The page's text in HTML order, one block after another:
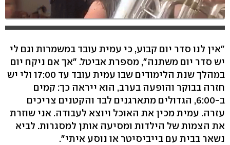
"אין לנו סדר יום קבוע, כי עמית עובד במשמרות וגם לי
יש סדר יום משתנה", מספרת אביטל. "אך אם ניקח יום
במהלך שנת הלימודים שבו עמית עובד עד 17:00 ולי יש
חזרה בבוקר והופעה בערב, הוא ייראה כך: קמים
ב-6:00, הגדולים מתארגנים לבד והקטנים צריכים
עזרה. עמית מכין את האוכל ויוצא לעבודה. אני שוזרת
את הצמות של הילדות ומסיעה אותן למסגרות. לביא
נשאר בבית עם בייביסיטר או נוסע איתי".